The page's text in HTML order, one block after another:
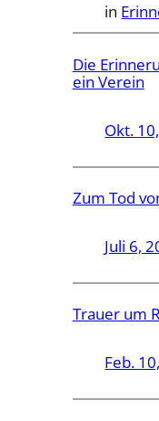
in
Die
ein Verein
Okt.
Zum Tod
Juli 6,
Trauer um
Feb.